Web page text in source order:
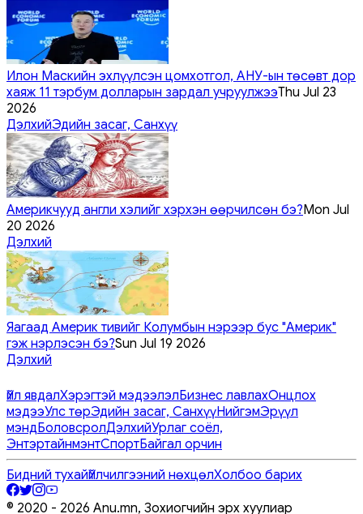
Илон Маскийн эхлүүлсэн цомхотгол, АНУ-ын төсөвт дор
хаяж 11 тэрбум долларын зардал учруулжээThu Jul 23
2026
ДэлхийЭдийн засаг, Санхүү
Америкчууд англи хэлийг хэрхэн өөрчилсөн бэ?Mon Jul
20 2026
Дэлхий
Яагаад Америк тивийг Колумбын нэрээр бус "Америк"
гэж нэрлэсэн бэ?Sun Jul 19 2026
Дэлхий
Үйл явдалХэрэгтэй мэдээлэлБизнес лавлахОнцлох
мэдээУлс төрЭдийн засаг, СанхүүНийгэмЭрүүл
мэндБоловсролДэлхийУрлаг соёл,
ЭнтэртайнмэнтСпортБайгал орчин
Бидний тухайҮйлчилгээний нөхцөлХолбоо барих
© 2020 - 2026 Anu.mn, Зохиогчийн эрх хуулиар